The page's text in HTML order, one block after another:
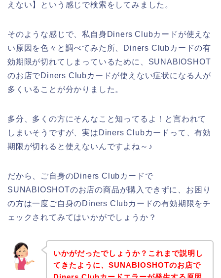
えない】という感じで検索をしてみました。
そのような感じで、私自身Diners Clubカードが使えな
い原因を色々と調べてみた所、Diners Clubカードの有
効期限が切れてしまっているために、SUNABIOSHOT
のお店でDiners Clubカードが使えない症状になる人が
多くいることが分かりました。
多分、多くの方にそんなこと知ってるよ！と言われて
しまいそうですが、実はDiners Clubカードって、有効
期限が切れると使えないんですよね～♪
だから、ご自身のDiners Clubカードで
SUNABIOSHOTのお店の商品が購入できずに、お困り
の方は一度ご自身のDiners Clubカードの有効期限をチ
ェックされてみてはいかがでしょうか？
いかがだったでしょうか？これまで説明し
てきたように、SUNABIOSHOTのお店で